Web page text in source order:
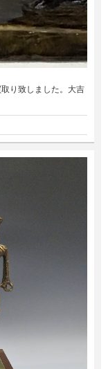
り致しました。大吉